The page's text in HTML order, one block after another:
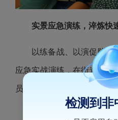
实景应急演练，淬炼快
以练备战、以演促防。
应急实战演练，在街道统一
员、应急抢险队伍协同参与
演练聚焦城市内河内
检测到非